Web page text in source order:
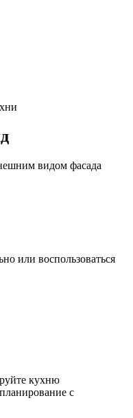
видом фасада
или воспользоваться
кухню
с